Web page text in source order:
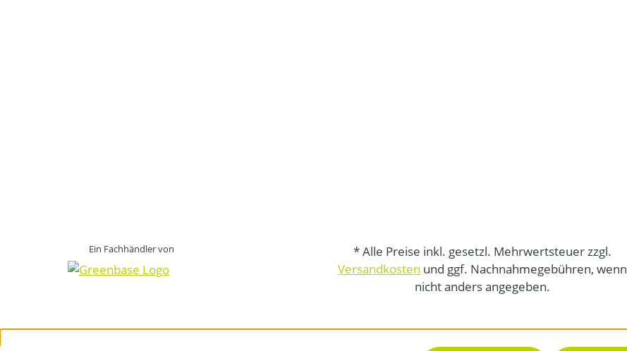
Ein Fachhändler von
* Alle Preise inkl. gesetzl. Mehrwertsteuer zzgl.
Versandkosten und ggf. Nachnahmegebühren, wenn
nicht anders angegeben.